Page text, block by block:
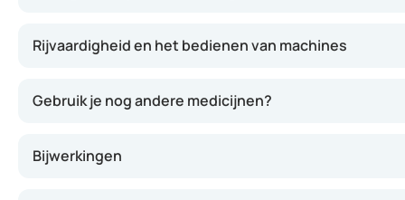
Rijvaardigheid en het bedienen van machines
Gebruik je nog andere medicijnen?
Bijwerkingen